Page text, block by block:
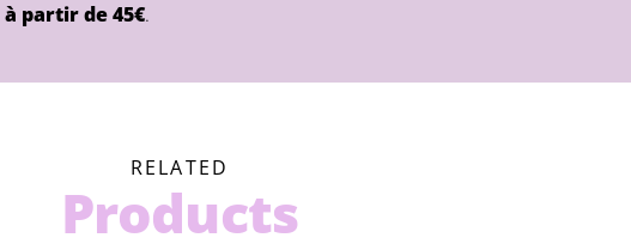
à partir de 45€.
RELATED
Products